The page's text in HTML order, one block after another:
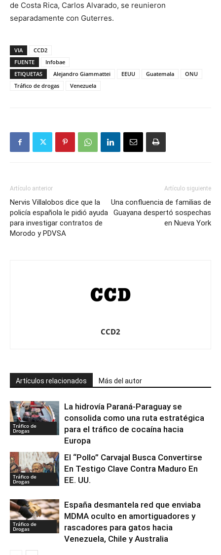
de Costa Rica, Carlos Alvarado, se reunieron
separadamente con Guterres.
VIA
CCD2
FUENTE
Infobae
ETIQUETAS
Alejandro Giammattei EEUU Guatemala
ONU
Tráfico de drogas
Venezuela
Artículo anterior
Nervis Villalobos dice que la
policía española le pidió ayuda
para investigar contratos de
Morodo y PDVSA
Artículo siguiente
Una confluencia de familias de
Guayana despertó sospechas
en Nueva York
CCD2
Artículos relacionados Más del autor
Tráfico de
Drogas
La hidrovía Paraná-Paraguay se
consolida como una ruta estratégica
para el tráfico de cocaína hacia
Europa
Tráfico de
Drogas
El “Pollo” Carvajal Busca Convertirse
En Testigo Clave Contra Maduro En
EE. UU.
Tráfico de
Drogas
España desmantela red que enviaba
MDMA oculto en amortiguadores y
rascadores para gatos hacia
Venezuela, Chile y Australia